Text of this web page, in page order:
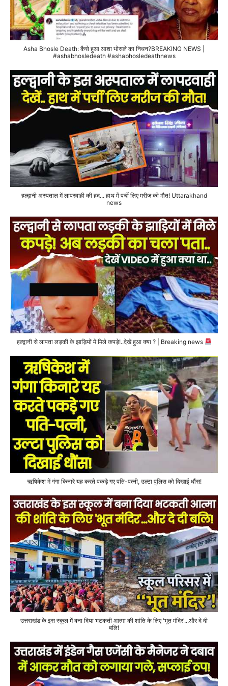
Asha Bhosle Death: कैसे हुआ आशा भोसले का निधन?BREAKING NEWS |
#ashabhosledeath #ashabhosledeathnews
हल्द्वानी अस्पताल में लापरवाही की हद... हाथ में पर्ची लिए मरीज की मौत! Uttarakhand
news
हल्द्वानी से लापता लड़की के झाड़ियों में मिले कपड़े!..देखें हुआ क्या ? | Breaking news
ऋषिकेश में गंगा किनारे यह करते पकड़े गए पति-पत्नी, उल्टा पुलिस को दिखाई धौंस!
उत्तराखंड के इस स्कूल में बना दिया भटकती आत्मा की शांति के लिए 'भूत मंदिर'...और दे दी
बलि!